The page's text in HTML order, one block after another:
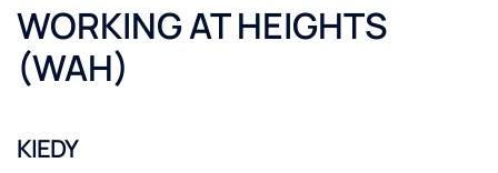
WORKING AT HEIGHTS
(WAH)
KIEDY